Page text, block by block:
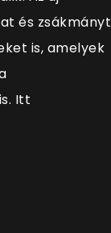
és zsákmányt
is, amelyek
Itt